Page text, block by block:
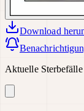
Download
Aktuelle